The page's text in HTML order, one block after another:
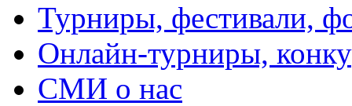
Турниры, фестивали,
Онлайн-турниры,
СМИ о нас